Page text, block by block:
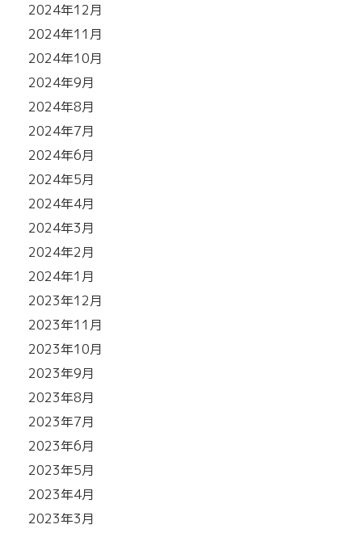
2024年12月
2024年11月
2024年10月
2024年9月
2024年8月
2024年7月
2024年6月
2024年5月
2024年4月
2024年3月
2024年2月
2024年1月
2023年12月
2023年11月
2023年10月
2023年9月
2023年8月
2023年7月
2023年6月
2023年5月
2023年4月
2023年3月